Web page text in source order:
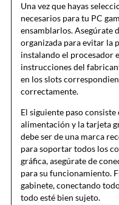
Una vez que hayas
necesarios para tu PC
ensamblarlos. Asegúrate
organizada para evitar la
instalando el procesador
instrucciones del
en los slots
correctamente.
El siguiente paso
alimentación y la tarjeta
debe ser de una marca
para soportar todos los
gráfica, asegúrate de
para su funcionamiento.
gabinete, conectando
todo esté bien sujeto.